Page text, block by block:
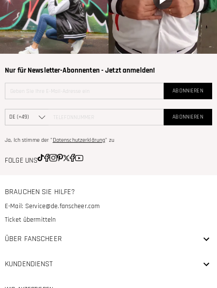
Nur für Newsletter-Abonnenten - Jetzt anmelden!
ABONNIEREN
ABONNIEREN
Ja, Ich stimme der "Datenschutzerklärung" zu
FOLGE UNS
BRAUCHEN SIE HILFE?
E-Mail: Service@de.fanscheer.com
Ticket übermitteln
ÜBER FANSCHEER
KUNDENDIENST